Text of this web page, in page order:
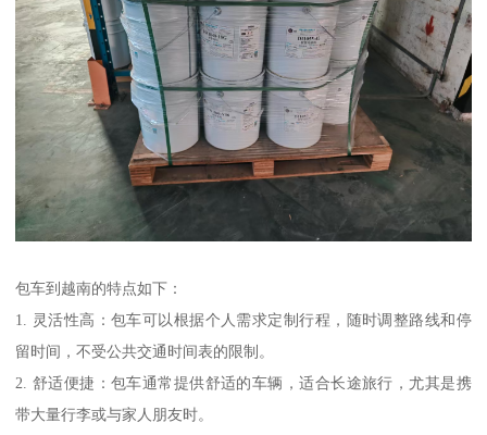
包车到越南的特点如下：
1. 灵活性高：包车可以根据个人需求定制行程，随时调整路线和停
留时间，不受公共交通时间表的限制。
2. 舒适便捷：包车通常提供舒适的车辆，适合长途旅行，尤其是携
带大量行李或与家人朋友时。